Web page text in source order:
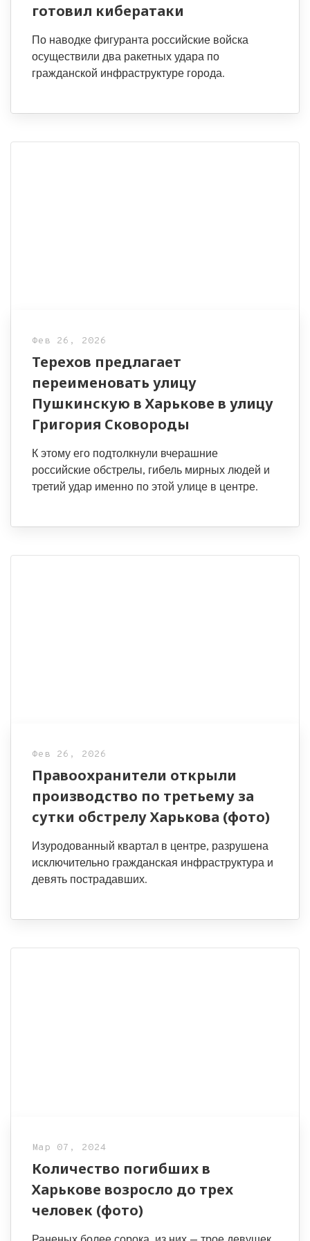
готовил кибератаки
По наводке фигуранта российские войска
осуществили два ракетных удара по
гражданской инфраструктуре города.
Фев 26, 2026
Терехов предлагает
переименовать улицу
Пушкинскую в Харькове в улицу
Григория Сковороды
К этому его подтолкнули вчерашние
российские обстрелы, гибель мирных людей и
третий удар именно по этой улице в центре.
Фев 26, 2026
Правоохранители открыли
производство по третьему за
сутки обстрелу Харькова (фото)
Изуродованный квартал в центре, разрушена
исключительно гражданская инфраструктура и
девять пострадавших.
Мар 07, 2024
Количество погибших в
Харькове возросло до трех
человек (фото)